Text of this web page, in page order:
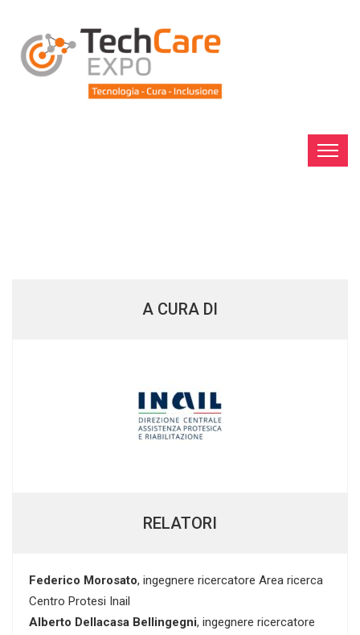
A CURA DI
RELATORI
Federico Morosato, ingegnere ricercatore Area ricerca
Centro Protesi Inail
Alberto Dellacasa Bellingegni, ingegnere ricercatore